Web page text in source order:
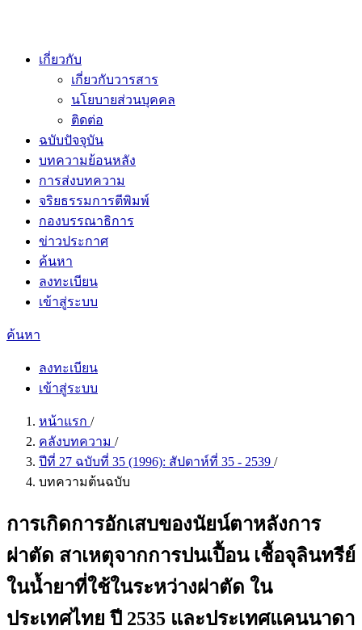
เกี่ยวกับ
เกี่ยวกับวารสาร
นโยบายส่วนบุคคล
ติดต่อ
ฉบับปัจจุบัน
บทความย้อนหลัง
การส่งบทความ
จริยธรรมการตีพิมพ์
กองบรรณาธิการ
ข่าวประกาศ
ค้นหา
ลงทะเบียน
เข้าสู่ระบบ
ค้นหา
ลงทะเบียน
เข้าสู่ระบบ
หน้าแรก /
คลังบทความ /
ปีที่ 27 ฉบับที่ 35 (1996): สัปดาห์ที่ 35 - 2539 /
บทความต้นฉบับ
การเกิดการอักเสบของนัยน์ตาหลังการ
ผ่าตัด สาเหตุจากการปนเปื้อน เชื้อจุลินทรีย์
ในน้ำยาที่ใช้ในระหว่างผ่าตัด ใน
ประเทศไทย ปี 2535 และประเทศแคนนาดา